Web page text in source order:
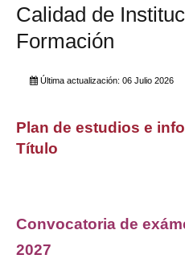
Directorio FCCE
Calidad de
Formación
Última actualización: 06 Julio 2026
Plan de estudios e
Título
Convocatoria de
2027